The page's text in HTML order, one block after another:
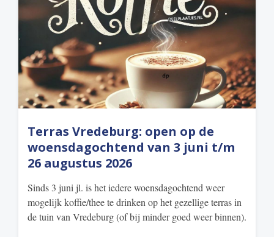
Terras Vredeburg: open op de
woensdagochtend van 3 juni t/m
26 augustus 2026
Sinds 3 juni jl. is het iedere woensdagochtend weer
mogelijk koffie/thee te drinken op het gezellige terras in
de tuin van Vredeburg (of bij minder goed weer binnen).